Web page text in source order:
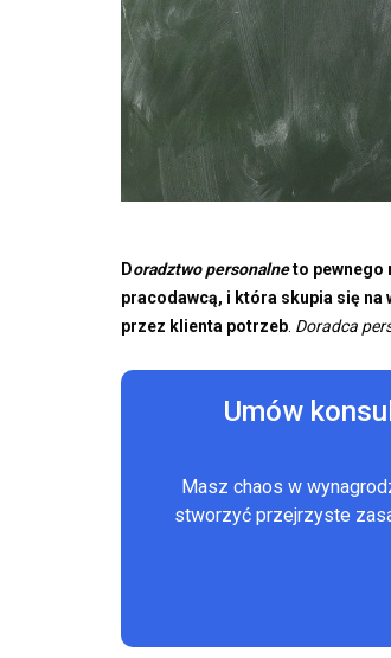
Doradztwo personalneto pewnego
pracodawcą, i która skupia się
przez klienta potrzeb. Doradca
Umów
Masz chaos w
stworzyć przejrzyste